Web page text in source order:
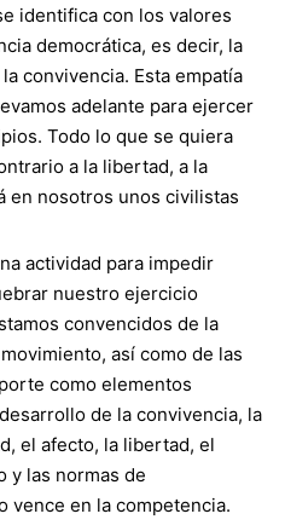
identifica con los valores
democrática, es decir, la
convivencia. Esta empatía
adelante para ejercer
Todo lo que se quiera
a la libertad, a la
en nosotros unos civilistas
actividad para impedir
nuestro ejercicio
convencidos de la
así como de las
como elementos
de la convivencia, la
el afecto, la libertad, el
y las normas de
vence en la competencia.